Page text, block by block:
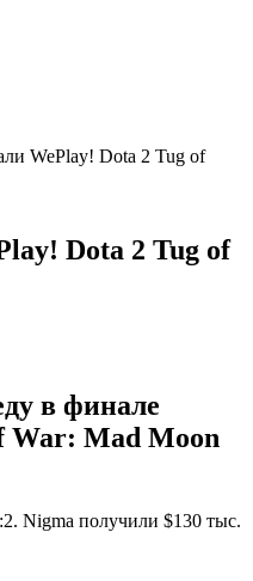
WePlay! Dota 2 Tug of
Dota 2 Tug of
в финале
War: Mad Moon
Nigma получили $130 тыс.